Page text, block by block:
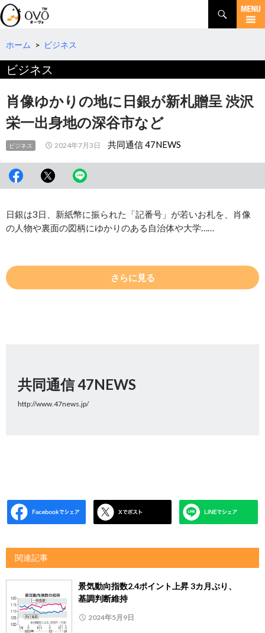
検
索
コ
テ
へ
移
ホーム > ビジネス
ビジネス
肖像ゆかりの地に日銀が新札贈呈 渋沢
栄一出身地の深谷市など
ビジネス 2024年7月3日 共同通信 47NEWS
日銀は3日、新紙幣に振られた「記番号」が若いお札を、肖像
の人物や裏面の図柄にゆかりのある自治体や大学……
さらに見る
共同通信 47NEWS
http://www.47news.jp/
関連記事
景気動向指数2.4ポイント上昇 3カ月ぶり、
基調判断維持
2024年5月9日